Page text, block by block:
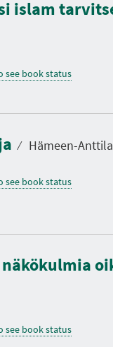
islam
see book status
⁄ Hämeen-
see book status
näkökulmia
see book status